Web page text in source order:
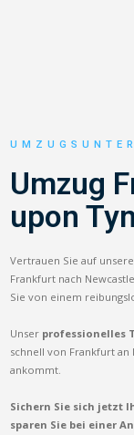
Umzug
upon
Vertrauen Sie auf unsere
Frankfurt nach
Sie von einem
Unser professionelles
schnell von Frankfurt
ankommt.
Sichern Sie sich jetzt
sparen Sie bei einer